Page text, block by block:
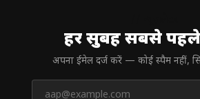
हर सुबह सबसे पहले
अपना ईमेल दर्ज करें — कोई स्पैम नहीं,